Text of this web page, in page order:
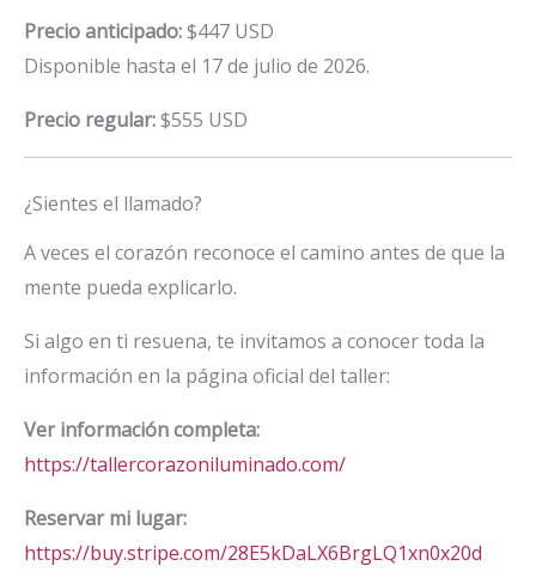
Precio anticipado:$447 USD
Disponible hasta el 17 de julio de 2026.
Precio regular:$555 USD
¿Sientes el llamado?
A veces el corazón reconoce el camino antes de que la
mente pueda explicarlo.
Si algo en ti resuena, te invitamos a conocer toda la
información en la página oficial del taller:
Ver información completa:
https://tallercorazoniluminado.com/
Reservar mi lugar:
https://buy.stripe.com/28E5kDaLX6BrgLQ1xn0x20d